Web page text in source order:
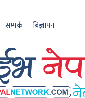
सम्पर्क बिज्ञापन